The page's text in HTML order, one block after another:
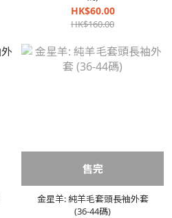
HK$60.00
HK$160.00
售完
金星羊: 純羊毛套頭長袖外套
(36-44碼)